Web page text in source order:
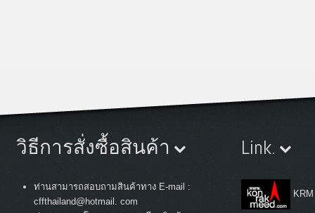
วิธีการสั่งซื้อสินค้า
ท่านสามารถสอบถามสินค้าทาง E-mail :
cffthailand@hotmail. com
Link.
KRM